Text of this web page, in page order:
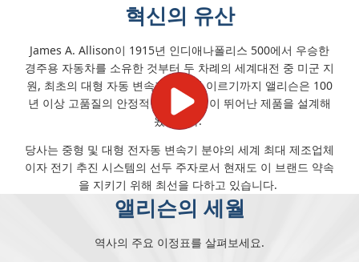
혁신의 유산
James A. Allison이 1915년 인디애나폴리스 500에서 우승한
경주용 자동차를 소유한 것부터 두 차례의 세계대전 중 미군 지
원, 최초의 대형 자동 변속기 발명에 이르기까지 앨리슨은 100
년 이상 고품질의 안정적이고 내구성이 뛰어난 제품을 설계해
왔습니다.
당사는 중형 및 대형 전자동 변속기 분야의 세계 최대 제조업체
이자 전기 추진 시스템의 선두 주자로서 현재도 이 브랜드 약속
을 지키기 위해 최선을 다하고 있습니다.
앨리슨의 세월
역사의 주요 이정표를 살펴보세요.